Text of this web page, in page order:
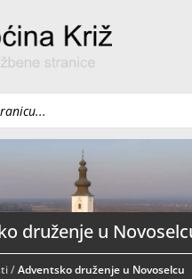
druženje u
/Adventsko druženje u Novoselcu